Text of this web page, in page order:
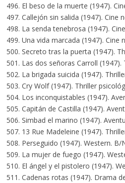
496. El beso de la muerte (1947).
497. Callejón sin salida (1947). Cine
498. La senda tenebrosa (1947).
499. Una vida marcada (1947). Cine
500. Secreto tras la puerta (1947).
501. Las dos señoras Carroll (1947).
502. La brigada suicida (1947).
503. Cry Wolf (1947). Thriller
504. Los inconquistables (1947).
505. Capitán de Castilla (1947).
506. Simbad el marino (1947).
507. 13 Rue Madeleine (1947).
508. Perseguido (1947). Western. B/
509. La mujer de fuego (1947).
510. El ángel y el pistolero (1947).
511. Cadenas rotas (1947). Drama